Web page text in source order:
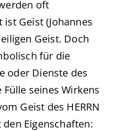
oft
Geist (Johannes
Geist. Doch
für die
oder Dienste des
seines Wirkens
Geist des HERRN
Eigenschaften: